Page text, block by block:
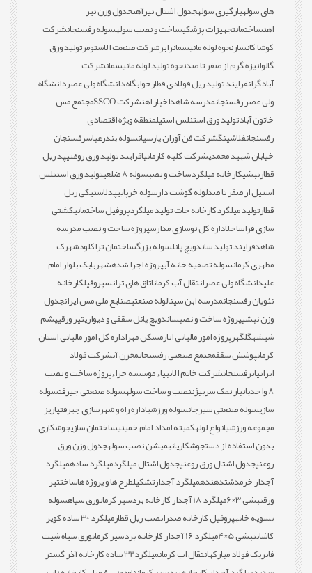
های سولهبارگیری سولهجدول اشتال تیرآهنجدول وزن تیر
اهنساختمانتجهیزات پزشکیساخت و نصب سولهسوله رفسنجانشرکت
کوشا کانسارنحوه لوله مانیسمانرابرشرکت صنعت الاستومرتولید ورق
گالوانیزه گرم از صفر تا صدنحوه تولید لوله مانیسمانشرکت
آبادگرانفرایند تولید ریل فولادی قطارخوابگاه دانشگاه ولی عصردانشگاه
ولی عصر رفسنجانمدرسه شاهداخبار اهنشرکت SSCO
مجتمع مس
خاتون آبادتولید ورق استنلس استیلمنطقه ویژه اقتصادی
رفسنجانفلاشینگشرکت فن آوران پارسیانسوله بندرعباسرفسنجان
خیابان شهید محمدیشرکت کلبه کارمانیافرایند تولید ورق روغنیپد ریل
قطارنبشیکارخانه میلگردساخت و نصبسوله 8 ضلعی
تولید ورق استنلس
استیل از صفر تا صدلوله گوشت دارسوله خرپاییپدلاستیکی ریل
قطارتولید میلگردکارخانه جات تولید میلگردپروفیل ساختمانیکشتی
سازی فراساحلاداره کل نوسازی مدارسپروژه ساخت و نصب مدرسه
شاهدفرایند تولید ساندویچ پانلسوله بزرگساختمان تراکلودشهرک
مطهری کرمانسوله تصفیه خانه آبپروژه اجرا شدهشهربابک بلوار امام
علیدانشگاه ولی عصرانتقال آب کرماناتاق های ترانسپروفیلکارخانه
نئوپان رفسنجانمدرسه ابن سینالوله صنعتیصنایع ملی مس ایرانجدول
وزن نبشیپروژه ساخت و نصبساندویچ پانل سقفی و دیواریتیر ورقیپشم
شیشهگلگهرپروژه امور مالیاتی انارمسکن مهراداره کل امور مالیاتی استان
کرمانپوشش سقفمجتمع صنعتی رفسنجانمخزن آبشرکت فولاد
ایرانیانرفسنجانشرکت خاتم الانبیاء موسسه حراءپروژه ساخت و نصب
8 واحدی
انبار نمک سربیژننصب و ساخت سولهسوله صنعتی جیرفتسوله
سازیسوله صنعتی سیرجانسوله ورزشیاداره راه و شهرسازی جیرفتپاریز
مجموعه ورزشیانواع لولهکمیته امداد امام خمینیساختمان سازیجوشکاری
بدون استفاده از دستجوشکاریانیمیشن نصب سولهجدول وزن ورق
روغنیجدول اشتال ورق روغنیجدول اشتال میلگردمیلگرد سادهمیلگرد
آجدار خرمدشتدهندهمیلگرد آجدارتشکیلطرح ها و پروژه هاساختتیر
ورقنبشی 3×6 میلگرد 18 آجدار کارخانه بردسیر کرمان ورق سیاهسوله
تسویه خانهپروفیل کارخانه صدرانصب ریل قطار
میلگرد 30 ساده کویر
کاشاننبشی 5×4 میلگرد 16 آجدار کارخانه بردسیر کرمان
ورق سیاه شیت
فابریک فولاد مبارکهانتقال اب کرمان
میلگرد32 ساده کارخانه آذر گستر